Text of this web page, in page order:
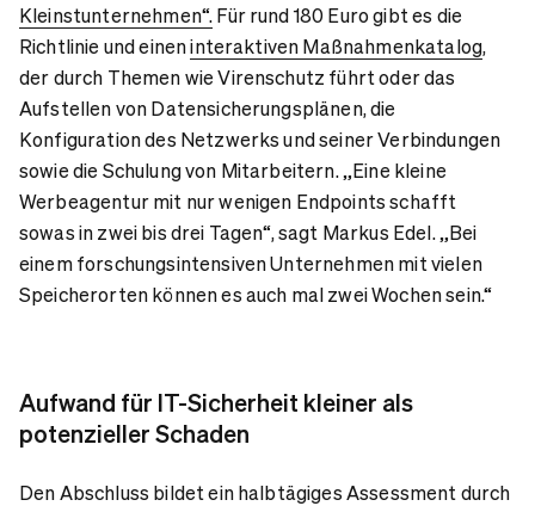
Kleinstunternehmen“.Für rund 180 Euro gibt es die
Richtlinie und eineninteraktiven Maßnahmenkatalog,
der durch Themen wie Virenschutz führt oder das
Aufstellen von Datensicherungsplänen, die
Konfiguration des Netzwerks und seiner Verbindungen
sowie die Schulung von Mitarbeitern. „Eine kleine
Werbeagentur mit nur wenigen Endpoints schafft
sowas in zwei bis drei Tagen“, sagt Markus Edel. „Bei
einem forschungsintensiven Unternehmen mit vielen
Speicherorten können es auch mal zwei Wochen sein.“
Aufwand für IT-Sicherheit kleiner als
potenzieller Schaden
Den Abschluss bildet ein halbtägiges Assessment durch